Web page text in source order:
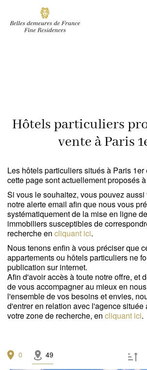
Plus de critères
Maison / Propriété (0)
Bureau (0)
Garage / Parking (0)
Immeuble (0)
Prestations
Espace extérieur (0)
Stationnement (0)
Ascenseur (0)
État
Hôtels particuliers
vente à Paris
Les hôtels particuliers situés à Paris 1er
cette page sont actuellement proposés
Si vous le souhaitez, vous pouvez
notre alerte email afin que nous vous
systématiquement de la mise en ligne
immobiliers susceptibles de
recherche en cliquant ici.
Nous tenons enfin à vous préciser que
appartements ou hôtels particuliers ne
publication sur internet.
Afin d'avoir accès à toute notre offre, et
de vous accompagner au mieux en
l'ensemble de vos besoins et envies,
d'entrer en relation avec l'agence située
votre zone de recherche, en cliquant ici.
0 49